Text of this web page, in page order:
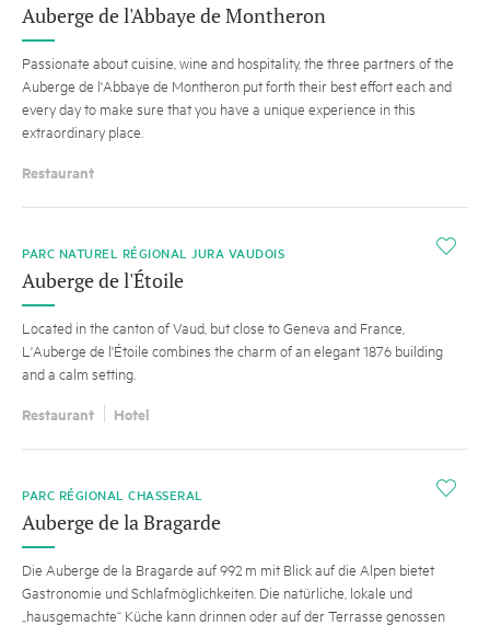
Auberge de l'Abbaye de Montheron
Passionate about cuisine, wine and hospitality, the three partners of the
Auberge de l'Abbaye de Montheron put forth their best effort each and
every day to make sure that you have a unique experience in this
extraordinary place.
Restaurant
i
PARC NATUREL RÉGIONAL JURA VAUDOIS
Auberge de l'Étoile
Located in the canton of Vaud, but close to Geneva and France,
L'Auberge de l'Étoile combines the charm of an elegant 1876 building
and a calm setting.
Restaurant Hotel
i
PARC RÉGIONAL CHASSERAL
Auberge de la Bragarde
Die Auberge de la Bragarde auf 992 m mit Blick auf die Alpen bietet
Gastronomie und Schlafmöglichkeiten. Die natürliche, lokale und
„hausgemachte“ Küche kann drinnen oder auf der Terrasse genossen